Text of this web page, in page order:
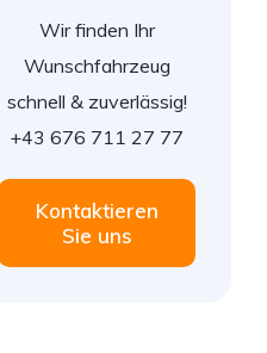
Wir finden Ihr
Wunschfahrzeug
schnell & zuverlässig!
+43 676 711 27 77
Kontaktieren
Sie uns